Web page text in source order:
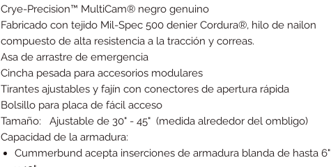
Crye-Precision™ MultiCam® negro genuino
Fabricado con tejido Mil-Spec 500 denier Cordura®, hilo de nailon
compuesto de alta resistencia a la tracción y correas.
Asa de arrastre de emergencia
Cincha pesada para accesorios modulares
Tirantes ajustables y fajín con conectores de apertura rápida
Bolsillo para placa de fácil acceso
Tamaño:
Ajustable de 30" - 45" (medida alrededor del ombligo)
Capacidad de la armadura:
Cummerbund acepta inserciones de armadura blanda de hasta 6"